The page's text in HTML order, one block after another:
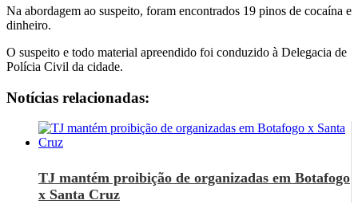
Na abordagem ao suspeito, foram encontrados 19 pinos de cocaína e
dinheiro.
O suspeito e todo material apreendido foi conduzido à Delegacia de
Polícia Civil da cidade.
Notícias relacionadas:
TJ mantém proibição de organizadas em Botafogo
x Santa Cruz